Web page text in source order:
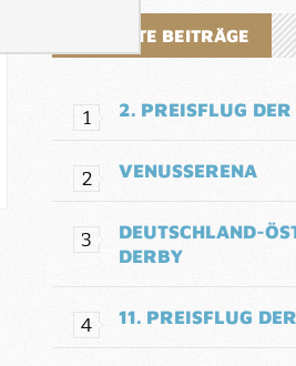
BELIEBTE BEITRÄGE
2. PREISFLUG
VENUSSERENA
DEUTSCHLAND-
DERBY
11. PREISFLUG